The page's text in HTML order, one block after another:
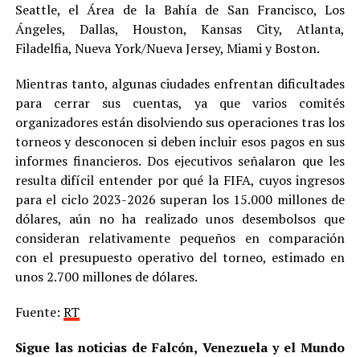
Seattle, el Área de la Bahía de San Francisco, Los
Ángeles, Dallas, Houston, Kansas City, Atlanta,
Filadelfia, Nueva York/Nueva Jersey, Miami y Boston.
Mientras tanto, algunas ciudades enfrentan dificultades
para cerrar sus cuentas, ya que varios comités
organizadores están disolviendo sus operaciones tras los
torneos y desconocen si deben incluir esos pagos en sus
informes financieros. Dos ejecutivos señalaron que les
resulta difícil entender por qué la FIFA, cuyos ingresos
para el ciclo 2023-2026 superan los 15.000 millones de
dólares, aún no ha realizado unos desembolsos que
consideran relativamente pequeños en comparación
con el presupuesto operativo del torneo, estimado en
unos 2.700 millones de dólares.
Fuente: RT
Sigue las noticias de Falcón, Venezuela y el Mundo